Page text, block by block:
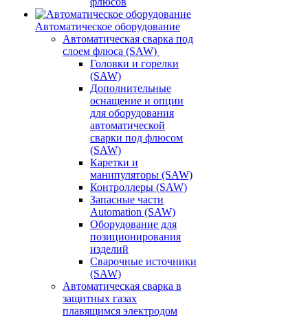
Автоматическое оборудование
Автоматическая сварка под
слоем флюса (SAW)
Головки и горелки
(SAW)
Дополнительные
оснащение и опции
для оборудования
автоматической
сварки под флюсом
(SAW)
Каретки и
манипуляторы (SAW)
Контроллеры (SAW)
Запасные части
Automation (SAW)
Оборудование для
позиционирования
изделий
Сварочные источники
(SAW)
Автоматическая сварка в
защитных газах
плавящимся электродом